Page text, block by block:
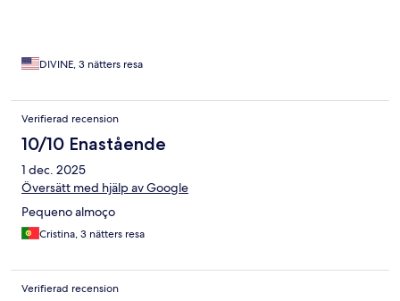
DIVINE, 3 nätters resa
Verifierad recension
10/10 Enastående
1 dec. 2025
Översätt med hjälp av Google
Pequeno almoço
Cristina, 3 nätters resa
Verifierad recension